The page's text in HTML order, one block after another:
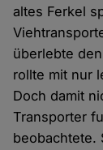
altes Ferkel
überlebte
rollte mit nur
Doch damit
Transporter
beobachtete.